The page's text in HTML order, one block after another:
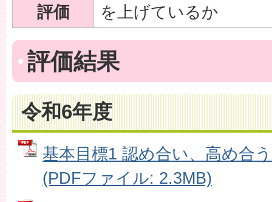
評価 を上げているか
評価結果
令和6年度
基本目標1 認め合い、高め合
(PDFファイル: 2.3MB)